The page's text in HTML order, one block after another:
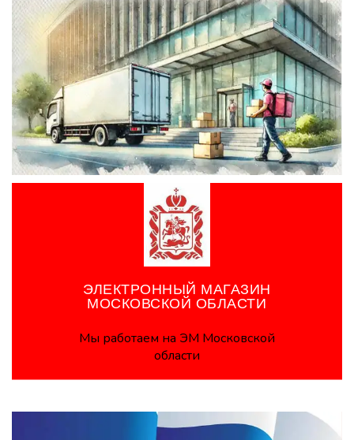
ЭЛЕКТРОННЫЙ МАГАЗИН
МОСКОВСКОЙ ОБЛАСТИ
Мы работаем на ЭМ Московской
области